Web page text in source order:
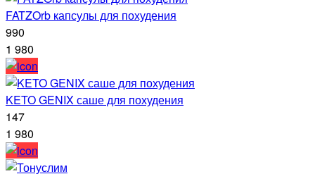
FATZOrb капсулы для похудения
990
1 980
KETO GENIX саше для похудения
147
1 980